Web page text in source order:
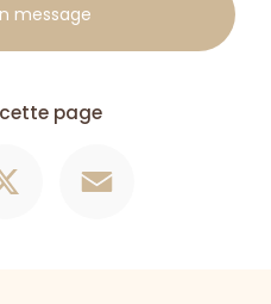
message
page